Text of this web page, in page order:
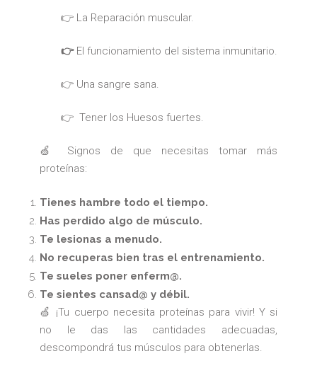
👉 La Reparación muscular.
👉 El funcionamiento del sistema inmunitario.
👉 Una sangre sana.
👉 Tener los Huesos fuertes.
🍏 Signos de que necesitas tomar más
proteínas:
Tienes hambre todo el tiempo.
Has perdido algo de músculo.
Te lesionas a menudo.
No recuperas bien tras el entrenamiento.
Te sueles poner enferm@.
Te sientes cansad@ y débil.
🍏 ¡Tu cuerpo necesita proteínas para vivir! Y si
no le das las cantidades adecuadas,
descompondrá tus músculos para obtenerlas.